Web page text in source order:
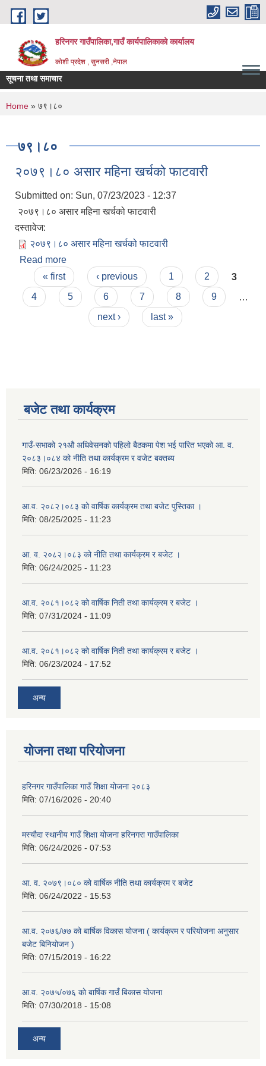
Skip to main content
हरिनगर गाउँपालिका,गाउँ कार्यपालिकाको कार्यालय
कोशी प्रदेश , सुनसरी ,नेपाल
सूचना तथा समाचार
|
You are here
Home » ७९।८०
७९।८०
२०७९।८० असार महिना खर्चको फाटवारी
Submitted on: Sun, 07/23/2023 - 12:37
२०७९।८० असार महिना खर्चको फाटवारी
दस्तावेज:
२०७९।८० असार महिना खर्चको फाटवारी
Read more
Pages
« first ‹ previous 1 2
3
4
5 6 7 8 9
next ›
last »
बजेट तथा कार्यक्रम
गाउँ-सभाको २१औ अधिवेसनको पहिलो बैठकमा पेश भई पारित भएको आ. व.
२०८३।०८४ को नीति तथा कार्यक्रम र वजेट बक्तब्य
मिति: 06/23/2026 - 16:19
आ.व. २०८२।०८३ को वार्षिक कार्यक्रम तथा बजेट पुस्तिका ।
मिति: 08/25/2025 - 11:23
आ. व. २०८२।०८३ को नीति तथा कार्यक्रम र बजेट ।
मिति: 06/24/2025 - 11:23
आ.व. २०८१।०८२ को वार्षिक निती तथा कार्यक्रम र बजेट ।
मिति: 07/31/2024 - 11:09
आ.व. २०८१।०८२ को वार्षिक निती तथा कार्यक्रम र बजेट ।
मिति: 06/23/2024 - 17:52
अन्य
योजना तथा परियोजना
हरिनगर गाउँपालिका गाउँ शिक्षा योजना २०८३
मिति: 07/16/2026 - 20:40
मस्यौदा स्थानीय गाउँ शिक्षा योजना हरिनगरा गाउँपालिका
मिति: 06/24/2026 - 07:53
आ. व. २०७९।०८० को वार्षिक नीति तथा कार्यक्रम र बजेट
मिति: 06/24/2022 - 15:53
आ.व. २०७६/७७ को बार्षिक विकास योजना ( कार्यक्रम र परियोजना अनुसार
बजेट बिनियोजन )
मिति: 07/15/2019 - 16:22
आ.व. २०७५/०७६ काे बार्षिक गाउँ बिकास योजना
मिति: 07/30/2018 - 15:08
अन्य